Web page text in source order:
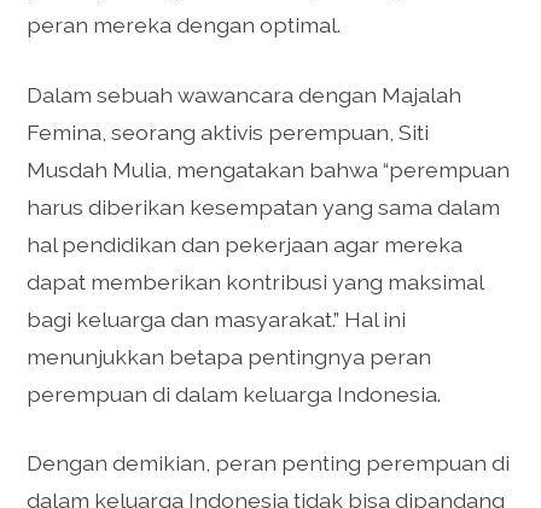
peran mereka dengan optimal.
Dalam sebuah wawancara dengan Majalah
Femina, seorang aktivis perempuan, Siti
Musdah Mulia, mengatakan bahwa “perempuan
harus diberikan kesempatan yang sama dalam
hal pendidikan dan pekerjaan agar mereka
dapat memberikan kontribusi yang maksimal
bagi keluarga dan masyarakat.” Hal ini
menunjukkan betapa pentingnya peran
perempuan di dalam keluarga Indonesia.
Dengan demikian, peran penting perempuan di
dalam keluarga Indonesia tidak bisa dipandang